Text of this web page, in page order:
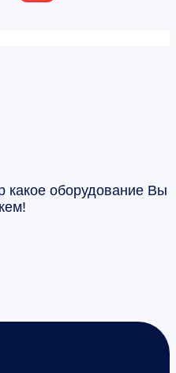
какое оборудование Вы